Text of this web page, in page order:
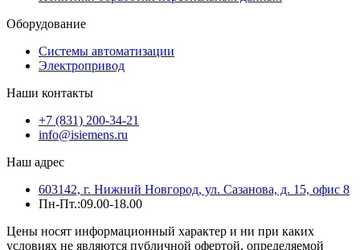
Оборудование
Системы автоматизации
Электропривод
Наши контакты
+7 (831) 200-34-21
info@isiemens.ru
Наш адрес
603142, г. Нижний Новгород, ул. Сазанова, д. 15, офис 8
Пн-Пт.:09.00-18.00
Цены носят информационный характер и ни при каких
условиях не являются публичной офертой, определяемой